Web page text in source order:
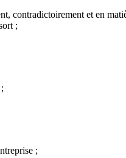
contradictoirement et en
;
;